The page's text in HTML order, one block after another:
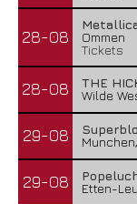
28-08
Ommen
Tickets
28-08
THE
Wilde
29-08
29-08
Etten-